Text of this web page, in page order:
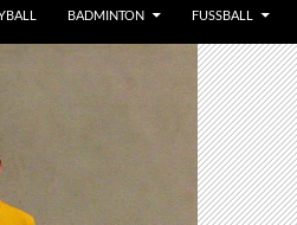
BADMINTON FUSSBALL